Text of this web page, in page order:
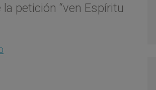
petición “ven Espíritu